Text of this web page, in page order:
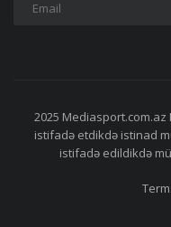
2025
istifadə etdikdə istinad
istifadə edildikdə